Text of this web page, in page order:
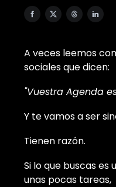
A veces leemos
sociales que dicen:
"Vuestra Agenda
Y te vamos a ser
Tienen razón.
Si lo que buscas
unas pocas tareas,